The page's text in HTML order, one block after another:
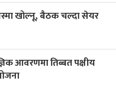
खोल्नू, बैठक चल्दा सेयर
आवरणमा तिब्बत पक्षीय